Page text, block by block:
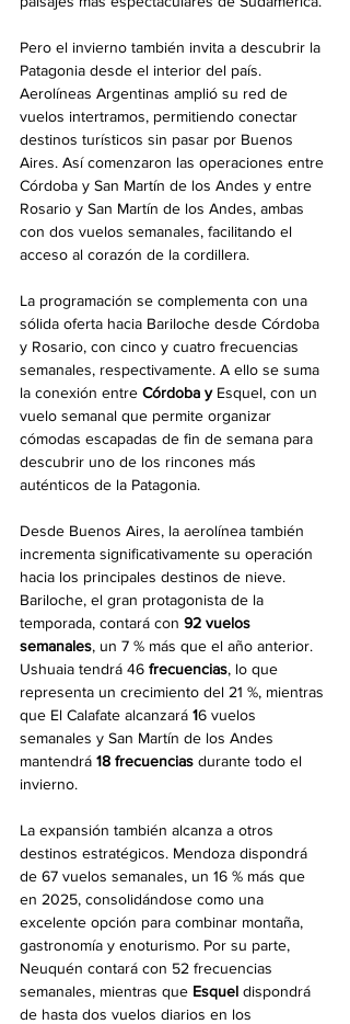
Pero el invierno también invita a descubrir la
Patagonia desde el interior del país.
Aerolíneas Argentinas amplió su red de
vuelos intertramos, permitiendo conectar
destinos turísticos sin pasar por Buenos
Aires. Así comenzaron las operaciones entre
Córdoba y San Martín de los Andes y entre
Rosario y San Martín de los Andes, ambas
con dos vuelos semanales, facilitando el
acceso al corazón de la cordillera.
La programación se complementa con una
sólida oferta hacia Bariloche desde Córdoba
y Rosario, con cinco y cuatro frecuencias
semanales, respectivamente. A ello se suma
la conexión entre Córdoba y Esquel, con un
vuelo semanal que permite organizar
cómodas escapadas de fin de semana para
descubrir uno de los rincones más
auténticos de la Patagonia.
Desde Buenos Aires, la aerolínea también
incrementa significativamente su operación
hacia los principales destinos de nieve.
Bariloche, el gran protagonista de la
temporada, contará con 92 vuelos
semanales, un 7 % más que el año anterior.
Ushuaia tendrá 46 frecuencias, lo que
representa un crecimiento del 21 %, mientras
que El Calafate alcanzará 16 vuelos
semanales y San Martín de los Andes
mantendrá 18 frecuencias durante todo el
invierno.
La expansión también alcanza a otros
destinos estratégicos. Mendoza dispondrá
de 67 vuelos semanales, un 16 % más que
en 2025, consolidándose como una
excelente opción para combinar montaña,
gastronomía y enoturismo. Por su parte,
Neuquén contará con 52 frecuencias
semanales, mientras que Esquel dispondrá
de hasta dos vuelos diarios en los